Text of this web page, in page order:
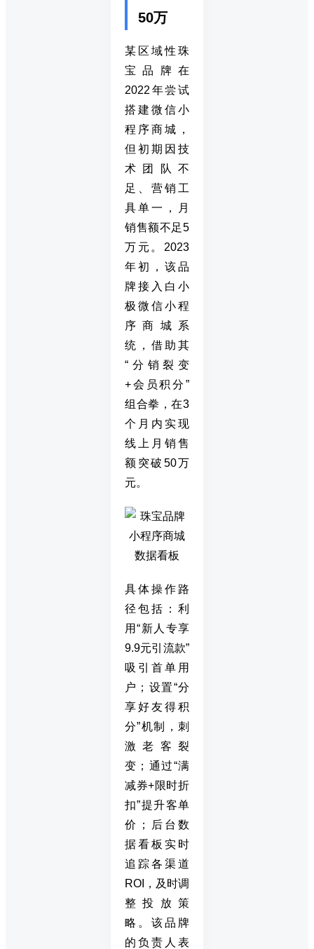
50万
某区域性珠
宝品牌在
2022年尝试
搭建微信小
程序商城，
但初期因技
术团队不
足、营销工
具单一，月
销售额不足5
万元。2023
年初，该品
牌接入白小
极微信小程
序商城系
统，借助其
“分销裂变
+会员积分”
组合拳，在3
个月内实现
线上月销售
额突破50万
元。
具体操作路
径包括：利
用“新人专享
9.9元引流款”
吸引首单用
户；设置“分
享好友得积
分”机制，刺
激老客裂
变；通过“满
减券+限时折
扣”提升客单
价；后台数
据看板实时
追踪各渠道
ROI，及时调
整投放策
略。该品牌
的负责人表